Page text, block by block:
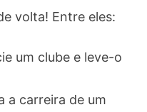
volta! Entre eles:
um clube e leve-o
a carreira de um